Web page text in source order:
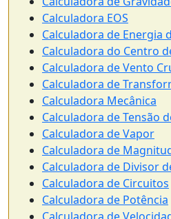
Calculadora EOS
Calculadora de Energia
Calculadora do Centro
Calculadora de Vento
Calculadora de
Calculadora Mecânica
Calculadora de Tensão
Calculadora de Vapor
Calculadora de
Calculadora de Divisor
Calculadora de Circuitos
Calculadora de Potência